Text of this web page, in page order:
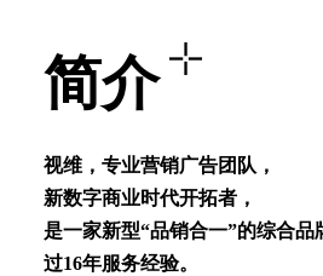
简介
视维，专业营销⼴告团队，
新数字商业时代开拓者，
是⼀家新型“品销合⼀”的综合品
过16年服务经验。